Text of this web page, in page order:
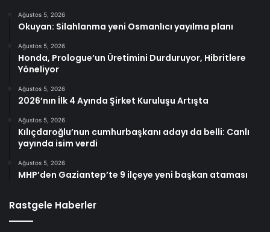
Ağustos 5, 2026
Okuyan: Silahlanma yeni Osmanlıcı yayılma planı
Ağustos 5, 2026
Honda, Prologue’un Üretimini Durduruyor, Hibritlere
Yöneliyor
Ağustos 5, 2026
2026’nın İlk 4 Ayında Şirket Kuruluşu Artışta
Ağustos 5, 2026
Kılıçdaroğlu’nun cumhurbaşkanı adayı da belli: Canlı
yayında isim verdi
Ağustos 5, 2026
MHP’den Gaziantep’te 9 ilçeye yeni başkan ataması
Rastgele Haberler